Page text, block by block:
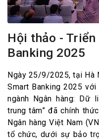
Hội thảo -
Banking 2025
Ngày 25/9/2025, tại Hà
Smart Banking 2025
ngành Ngân hàng: Dữ
trung tâm” đã chính
Ngân hàng Việt Nam
tổ chức, dưới sự bảo